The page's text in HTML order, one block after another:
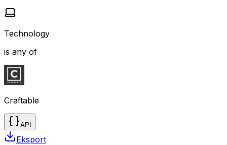
Technology
is any of
Craftable
API
Eksport